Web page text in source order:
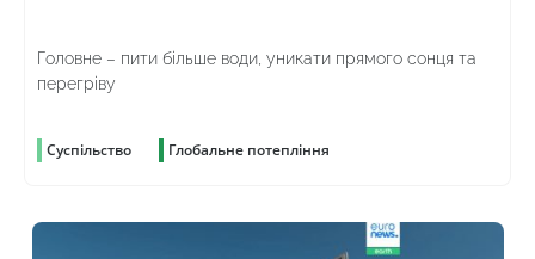
Головне – пити більше води, уникати прямого сонця та
перегріву
Суспільство Глобальне потепління